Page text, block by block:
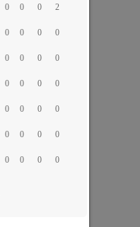
0 0 0 2
0 0 0 0
0 0 0 0
0 0 0 0
0 0 0 0
0 0 0 0
0 0 0 0